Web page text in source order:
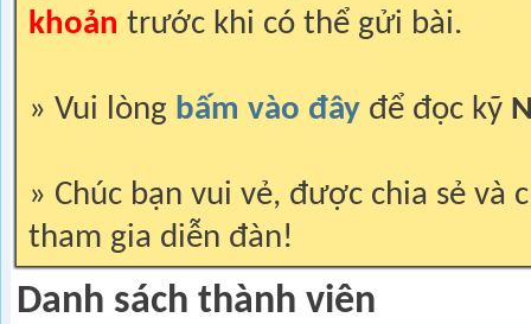
khoản trước khi có thể gửi bài.
» Vui lòng bấm vào đây để đọc kỹ
» Chúc bạn vui vẻ, được chia sẻ và
tham gia diễn đàn!
Danh sách thành viên